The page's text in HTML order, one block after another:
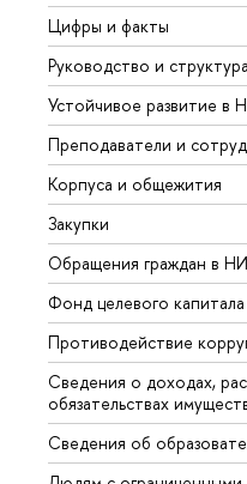
Цифры и факты
Руководство и структура
Устойчивое развитие
Преподаватели и
Корпуса и общежития
Закупки
Обращения граждан в
Фонд целевого капитала
Противодействие
Сведения о доходах,
обязательствах
Сведения об